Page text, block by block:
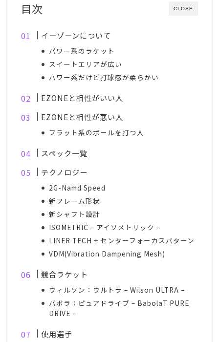
CLOSE
目次
イーゾーンについて
パワー系のラケット
スイートエリアが広い
パワー系だけど打球感が柔らかい
EZONEと相性がいい人
EZONEと相性が悪い人
フラット系のボールを打つ人
スペック一覧
テクノロジー
2G-Namd Speed
新フレーム形状
新シャフト設計
ISOMETRIC – アイソメトリック –
LINER TECH + センターフォーカスパターン
VDM(Vibration Dampening Mesh)
競合ラケット
ウィルソン：ウルトラ – Wilson ULTRA –
バボラ：ピュアドライブ – BabolaT PURE
DRIVE –
使用選手